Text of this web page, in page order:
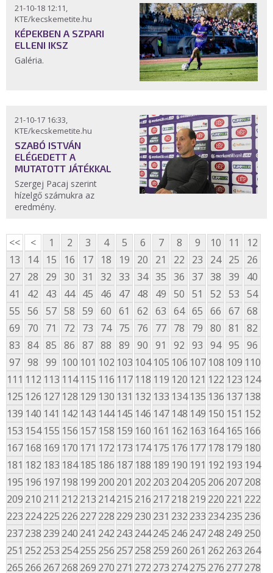
21-10-18 12:11,
KTE/kecskemetite.hu
KÉPEKBEN A SZPARI
ELLENI IKSZ
Galéria.
21-10-17 16:33,
KTE/kecskemetite.hu
SZABÓ ISTVÁN
ELÉGEDETT A
MUTATOTT JÁTÉKKAL
Szergej Pacaj szerint
hízelgő számukra az
eredmény.
<< < 1 2 3 4 5 6 7 8 9 10 11
12
13
14 15 16 17 18 19 20 21 22 23 24 25
26
27 28 29 30 31 32 33 34 35 36 37 38 39
40
41
42 43 44 45 46 47 48 49 50 51 52 53 54
55 56 57 58 59 60 61 62 63 64 65 66 67 68
69
70 71 72 73 74 75 76 77 78 79 80 81
82
83 84 85 86 87 88 89 90 91 92 93 94 95 96
97 98 99 100 101 102 103 104 105 106 107 108 109 110
111 112 113 114 115 116 117 118 119 120 121 122 123 124
125 126 127 128 129 130 131 132 133 134 135 136 137 138
139 140 141 142 143 144 145 146 147 148 149 150 151 152
153 154 155 156 157 158 159 160 161 162 163 164 165 166
167 168 169 170 171 172 173 174 175 176 177 178 179 180
181 182 183 184 185 186 187 188 189 190 191 192 193 194
195 196 197 198 199 200 201 202 203 204205 206 207208
209 210 211 212 213 214215 216 217218 219 220 221 222
223 224225 226 227228 229 230 231 232 233 234235 236
237238 239 240 241 242 243 244245 246 247248 249 250
251 252 253 254255 256 257258 259 260 261 262 263 264
265 266 267268 269 270 271 272 273 274275 276 277278